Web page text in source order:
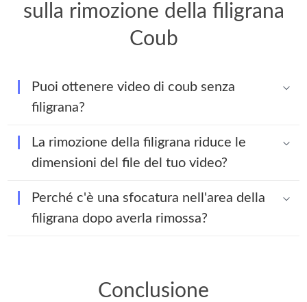
sulla rimozione della filigrana
Coub
Puoi ottenere video di coub senza
filigrana?
La rimozione della filigrana riduce le
dimensioni del file del tuo video?
Perché c'è una sfocatura nell'area della
filigrana dopo averla rimossa?
Conclusione